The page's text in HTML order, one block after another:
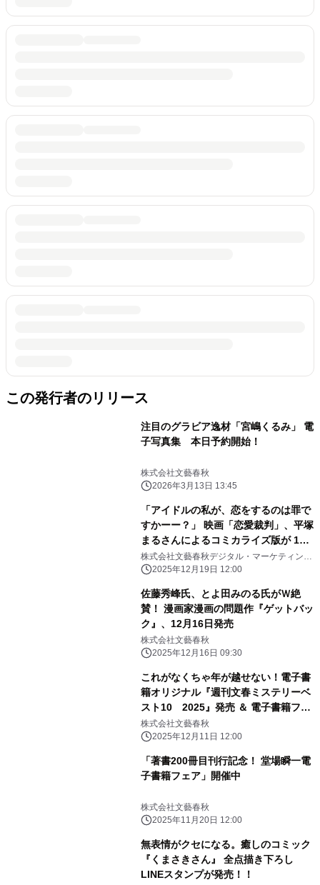
この発行者のリリース
注目のグラビア逸材「宮嶋くるみ」 電
子写真集 本日予約開始！
株式会社文藝春秋
2026年3月13日 13:45
「アイドルの私が、恋をするのは罪で
すかーー？」 映画「恋愛裁判」、平塚
まるさんによるコミカライズ版が 12
月19日（金）より「ピッコマ」にて先
行配信開始！
株式会社文藝春秋デジタル・マーケティング
部 2025年12月19日 12:00
佐藤秀峰氏、とよ田みのる氏がＷ絶
賛！ 漫画家漫画の問題作『ゲットバッ
ク』、12月16日発売
株式会社文藝春秋
2025年12月16日 09:30
これがなくちゃ年が越せない！電子書
籍オリジナル『週刊文春ミステリーベ
スト10 2025』発売 ＆ 電子書籍フェ
ア「文藝春秋ミステリー大祭2025」開
催
株式会社文藝春秋
2025年12月11日 12:00
「著書200冊目刊行記念！ 堂場瞬一電
子書籍フェア」開催中
株式会社文藝春秋
2025年11月20日 12:00
無表情がクセになる。癒しのコミック
『くまさきさん』 全点描き下ろし
LINEスタンプが発売！！